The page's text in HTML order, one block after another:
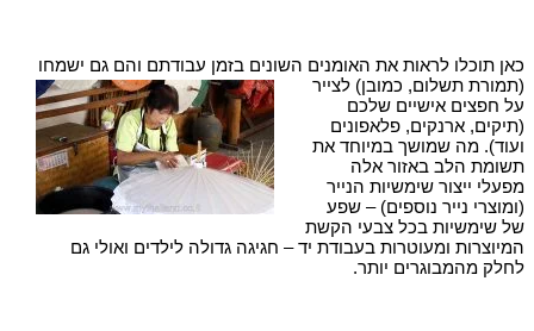
כאן תוכלו לראות את האומנים השונים בזמן עבודתם והם גם ישמחו
(תמורת תשלום, כמובן) לצייר
על חפצים אישיים שלכם
(תיקים, ארנקים, פלאפונים
ועוד). מה שמושך במיוחד את
תשומת הלב באזור אלה
מפעלי ייצור שימשיות הנייר
(ומוצרי נייר נוספים) – שפע
של שימשיות בכל צבעי הקשת
המיוצרות ומעוטרות בעבודת יד – חגיגה גדולה לילדים ואולי גם
לחלק מהמבוגרים יותר.